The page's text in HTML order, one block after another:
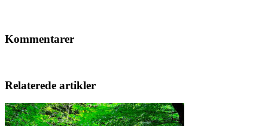
Kommentarer
Relaterede artikler